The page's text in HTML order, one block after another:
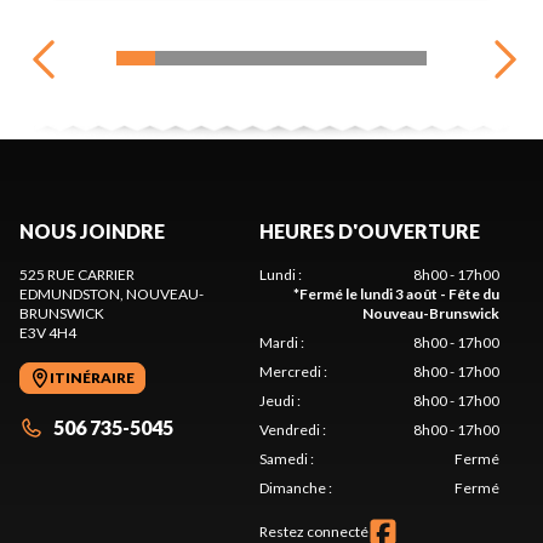
NOUS JOINDRE
525 RUE CARRIER
EDMUNDSTON, NOUVEAU-
BRUNSWICK
E3V 4H4
ITINÉRAIRE
506 735-5045
HEURES D'OUVERTURE
Lundi:
8h00 - 17h00
*Fermé le lundi 3 août - Fête du
Nouveau-Brunswick
Mardi:
8h00 - 17h00
Mercredi:
8h00 - 17h00
Jeudi:
8h00 - 17h00
Vendredi:
8h00 - 17h00
Samedi:
Fermé
Dimanche: Fermé
Restez connecté